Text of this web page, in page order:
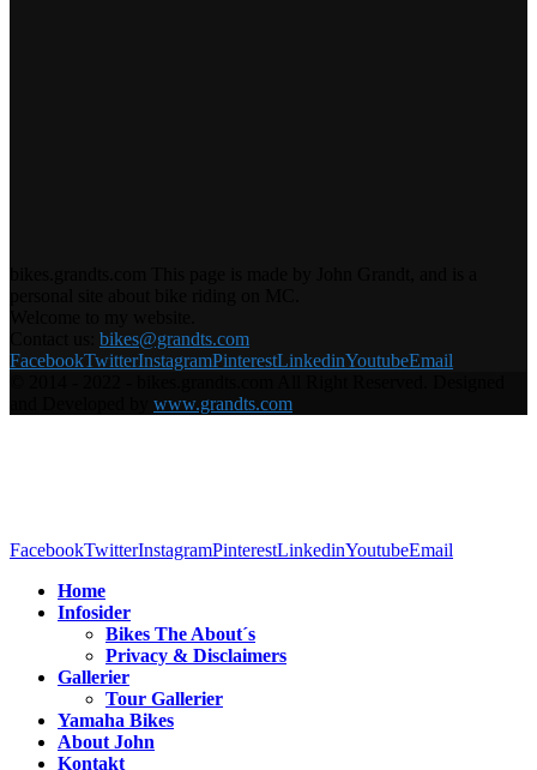
bikes@grandts.com
FacebookTwitterInstagramPinterestLinkedinYoutubeEmail
www.grandts.com
FacebookTwitterInstagramPinterestLinkedinYoutubeEmail
Home
Infosider
Bikes The About´s
Privacy & Disclaimers
Gallerier
Tour Gallerier
Yamaha Bikes
About John
Kontakt